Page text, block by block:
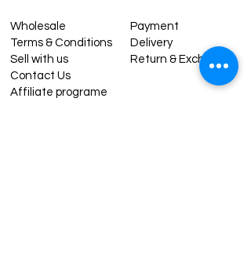
Wholesale
Terms & Conditions
Sell with us
Contact Us
Affiliate programe
Payment
Delivery
Return & Exchange